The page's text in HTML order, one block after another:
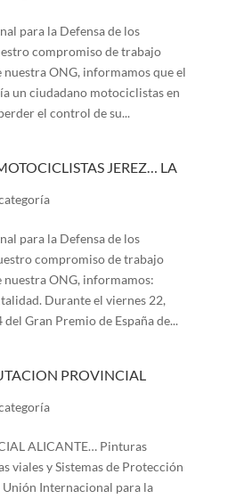
para la Defensa de los
compromiso de trabajo
ONG, informamos que el
un ciudadano motociclistas en
el control de su...
JEREZ… LA
para la Defensa de los
compromiso de trabajo
nuestra ONG, informamos:
Durante el viernes 22,
Gran Premio de España de...
PROVINCIAL
ALICANTE… Pinturas
viales y Sistemas de Protección
Internacional para la